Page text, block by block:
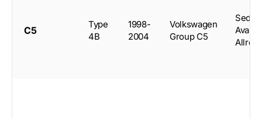
C5
Type
4B
1998-
2004
Volkswagen
Group C5
Avant,